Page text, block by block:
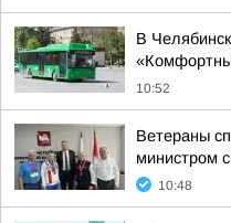
В
10:52
Ветераны
министром
10:48